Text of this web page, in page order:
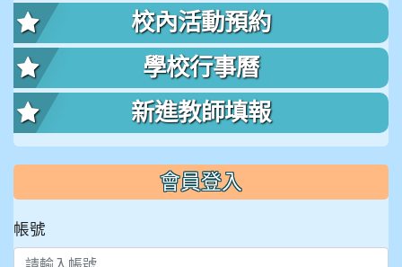
校內活動預約
學校行事曆
新進教師填報
會員登入
帳號